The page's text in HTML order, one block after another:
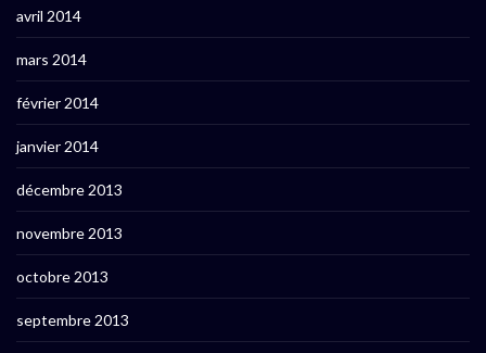
avril 2014
mars 2014
février 2014
janvier 2014
décembre 2013
novembre 2013
octobre 2013
septembre 2013